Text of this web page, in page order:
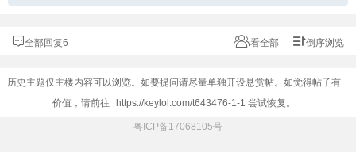
全部回复6 看全部 倒序浏览
历史主题仅主楼内容可以浏览。如要提问请尽量单独开设悬赏帖。如觉得帖子有
价值，请前往
https://keylol.com/t643476-1-1 尝试恢复。
粤ICP备17068105号